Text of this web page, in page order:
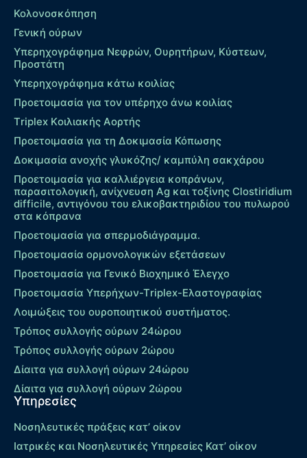
Κολονοσκόπηση
Γενική ούρων
Υπερηχογράφημα Νεφρών, Ουρητήρων, Κύστεων,
Προστάτη
Υπερηχογράφημα κάτω κοιλίας
Προετοιμασία για τον υπέρηχο άνω κοιλίας
Τriplex Kοιλιακής Αορτής
Προετοιμασία για τη Δοκιμασία Κόπωσης
Δοκιμασία ανοχής γλυκόζης/ καμπύλη σακχάρου
Προετοιμασία για καλλιέργεια κοπράνων,
παρασιτολογική, ανίχνευση Ag και τοξίνης Clostiridium
difficile, αντιγόνου του ελικοβακτηριδίου του πυλωρού
στα κόπρανα
Προετοιμασία για σπερμοδιάγραμμα.
Προετοιμασία ορμονολογικών εξετάσεων
Προετοιμασία για Γενικό Βιοχημικό Έλεγχο
Προετοιμασία Υπερήχων-Τriplex-Ελαστογραφίας
Λοιμώξεις του ουροποιητικού συστήματος.
Τρόπος συλλογής ούρων 24ώρου
Τρόπος συλλογής ούρων 2ώρου
Δίαιτα για συλλογή ούρων 24ώρου
Δίαιτα για συλλογή ούρων 2ώρου
Υπηρεσίες
Νοσηλευτικές πράξεις κατ’ οίκον
Ιατρικές και Νοσηλευτικές Υπηρεσίες Κατ’ οίκον